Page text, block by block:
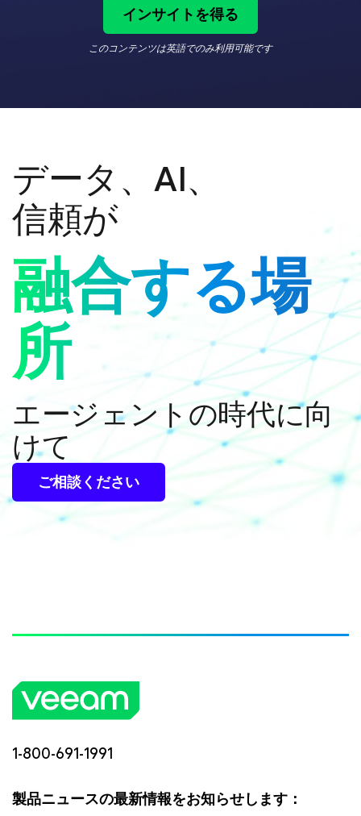
インサイトを得る
このコンテンツは英語でのみ利用可能です
データ、AI、
信頼が
融合する場
所
エージェントの時代に向
けて
ご相談ください
1-800-691-1991
製品ニュースの最新情報をお知らせします：